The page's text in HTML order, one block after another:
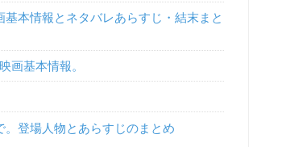
本情報とネタバレあらすじ・結末まと
画基本情報。
登場人物とあらすじのまとめ